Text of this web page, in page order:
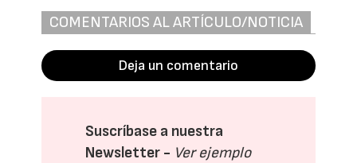
COMENTARIOS AL ARTÍCULO/NOTICIA
Deja un comentario
Suscríbase a nuestra
Newsletter - Ver ejemplo